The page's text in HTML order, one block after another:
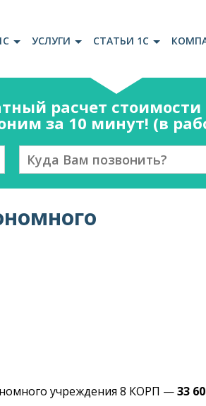
УСЛУГИ СТАТЬИ 1С
расчет
за 10 минут! (в
учреждения 8 КОРП —33